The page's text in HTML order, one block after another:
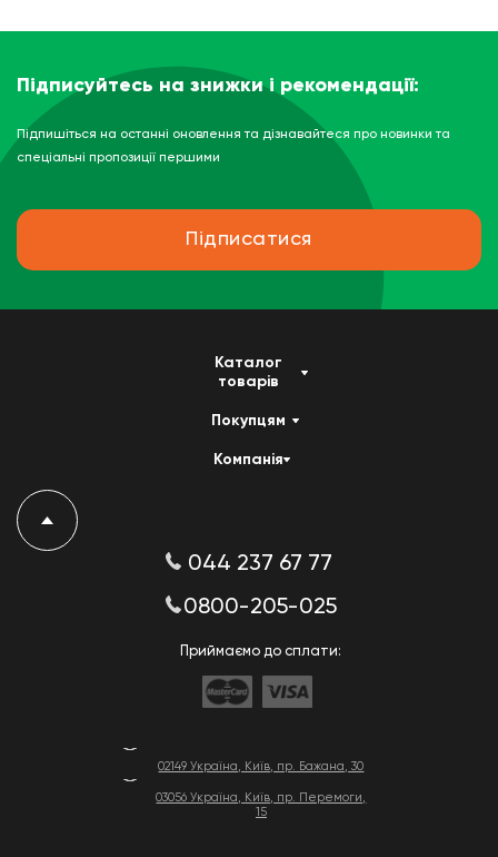
Підписуйтесь на знижки і рекомендації:
Підпишіться на останні оновлення та дізнавайтеся про новинки та
спеціальні пропозиції першими
Підписатися
02149 Україна, Київ, пр. Бажана, 30
03056 Україна, Київ, пр. Перемоги,
15
Каталог
товарів
Покупцям
Компанія
044 237 67 77
0800-205-025
Приймаємо до сплати: